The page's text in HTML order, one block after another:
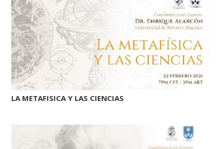
LA METAFISICA Y LAS CIENCIAS